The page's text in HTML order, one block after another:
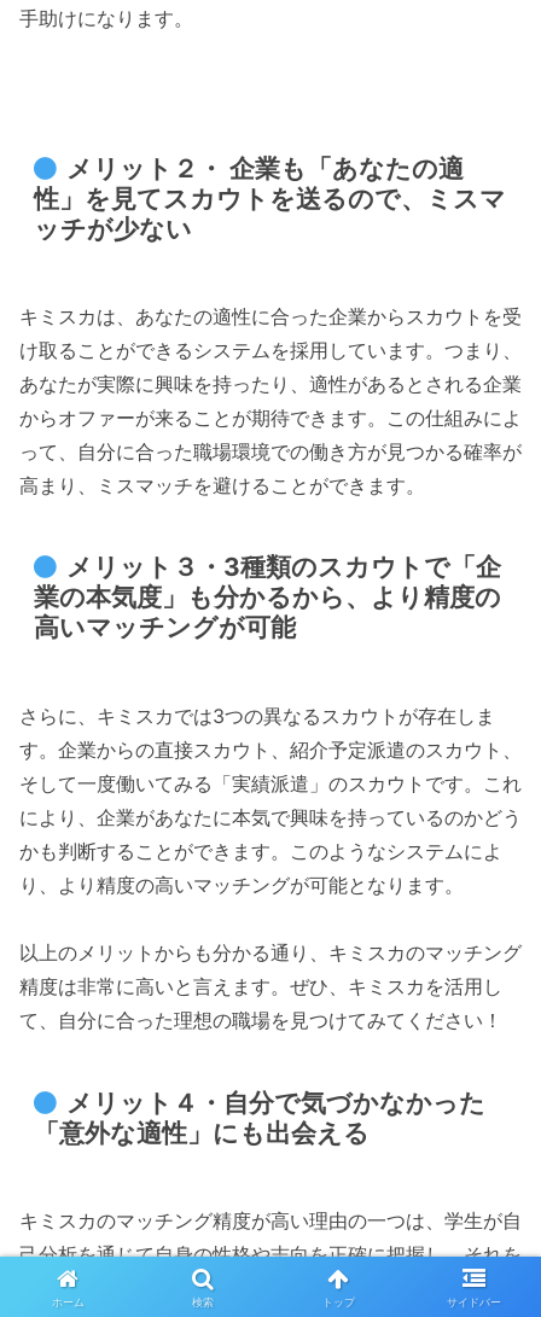
手助けになります。
メリット２・ 企業も「あなたの適
性」を見てスカウトを送るので、ミスマ
ッチが少ない
キミスカは、あなたの適性に合った企業からスカウトを受
け取ることができるシステムを採用しています。つまり、
あなたが実際に興味を持ったり、適性があるとされる企業
からオファーが来ることが期待できます。この仕組みによ
って、自分に合った職場環境での働き方が見つかる確率が
高まり、ミスマッチを避けることができます。
メリット３・3種類のスカウトで「企
業の本気度」も分かるから、より精度の
高いマッチングが可能
さらに、キミスカでは3つの異なるスカウトが存在しま
す。企業からの直接スカウト、紹介予定派遣のスカウト、
そして一度働いてみる「実績派遣」のスカウトです。これ
により、企業があなたに本気で興味を持っているのかどう
かも判断することができます。このようなシステムによ
り、より精度の高いマッチングが可能となります。
以上のメリットからも分かる通り、キミスカのマッチング
精度は非常に高いと言えます。ぜひ、キミスカを活用し
て、自分に合った理想の職場を見つけてみてください！
メリット４・自分で気づかなかった
「意外な適性」にも出会える
キミスカのマッチング精度が高い理由の一つは、学生が自
己分析を通じて自身の性格や志向を正確に把握し、それを
もとにした適性診断が行われる点にあります。これによ
ホーム 検索 トップ サイドバー